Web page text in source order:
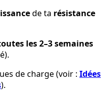
de ta résistance
les 2–3 semaines
de charge (voir : Idées
).